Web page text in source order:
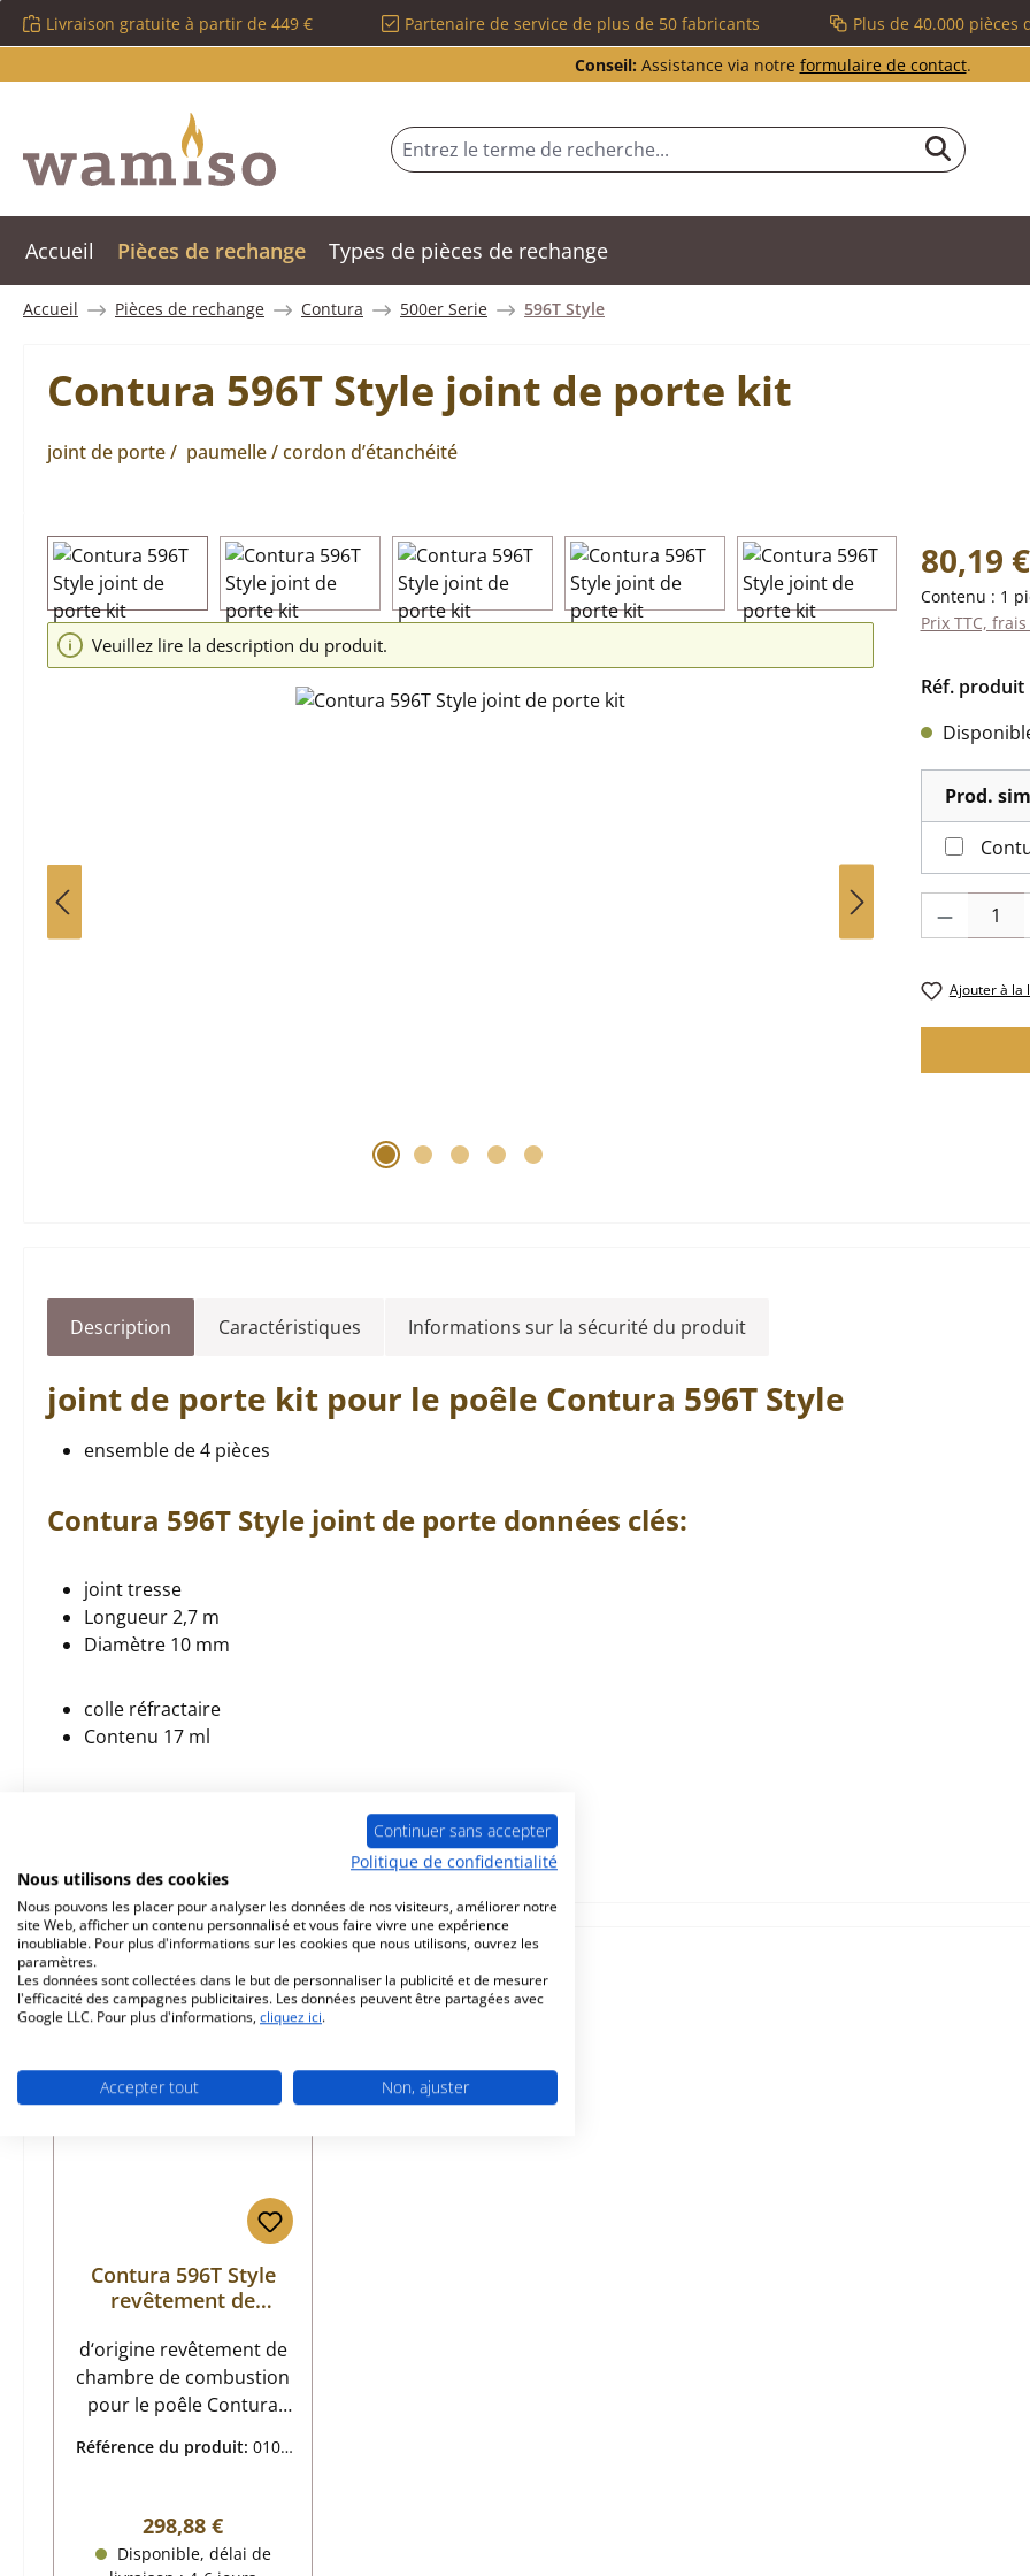
au contenu principal
Passer à la recherche
Passer à la navigation principale
Livraison gratuite à partir de 449 € Partenaire de service de plus de 50 fabricants Plus de 40.000
Conseil: Assistance via notre formulaire de contact.
Accueil Pièces de rechange Types de pièces de rechange
Accueil Pièces de rechange Contura 500er Serie 596T Style
Contura 596T Style joint de porte kit
joint de porte / paumelle / cordon d’étanchéité
Ignorer la galerie d'images
Veuillez lire la description du produit.
Prix régulier :
80,19 €
Contenu : 1
Prix TTC,
Réf. produit
Prod.
Quantité de
Ajouter à la
Description Caractéristiques Informations sur la sécurité du produit
joint de porte kit pour le poêle Contura 596T Style
ensemble de 4 pièces
Contura 596T Style joint de porte données clés:
joint tresse
Longueur 2,7 m
Diamètre 10 mm
colle réfractaire
Contenu 17 ml
Prod. similaires
Ignorer la galerie de produits
Contura 596T Style
revêtement de
combustion
d‘origine revêtement de
chambre de combustion
pour le poêle Contura
pièces Contura 596T
chambre de combustion
données clés: 6 pièces
Doublure de foyer,
Référence du produit:0104
Prix régulier :
298,88 €
Disponible, délai de
Continuer sans accepter
Politique de confidentialité
Nous utilisons des cookies
Nous pouvons les placer pour analyser les données de nos visiteurs, améliorer notre
site Web, afficher un contenu personnalisé et vous faire vivre une expérience
inoubliable. Pour plus d'informations sur les cookies que nous utilisons, ouvrez les
paramètres.
Les données sont collectées dans le but de personnaliser la publicité et de mesurer
l'efficacité des campagnes publicitaires. Les données peuvent être partagées avec
Google LLC. Pour plus d'informations, cliquez ici.
Accepter tout Non, ajuster